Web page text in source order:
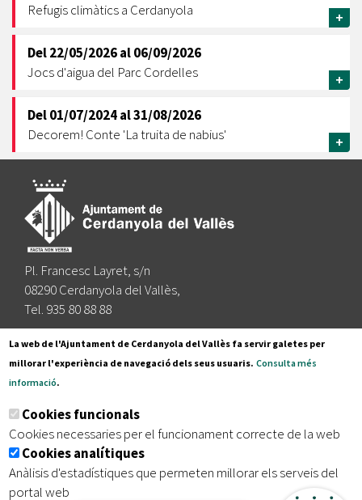
Refugis climàtics a Cerdanyola
+
Del22/05/2026al06/09/2026
Jocs d'aigua del Parc Cordelles
+
Del01/07/2024al31/08/2026
Decorem! Conte 'La truita de nabius'
+
Pl. Francesc Layret, s/n
08290 Cerdanyola del Vallès,
Tel. 935 80 88 88
Segueix-nos a:
Subscriu-te al nostre butlletí
Inici | Avís legal | Protecció de dades
| Accessibilitat
La web de l'Ajuntament de Cerdanyola del Vallès fa servir galetes per
millorar l'experiència de navegació dels seus usuaris. Consulta més
informació.
Cookies funcionals
Cookies necessaries per el funcionament correcte de la web
Cookies analítiques
Anàlisis d'estadístiques que permeten millorar els serveis del
portal web